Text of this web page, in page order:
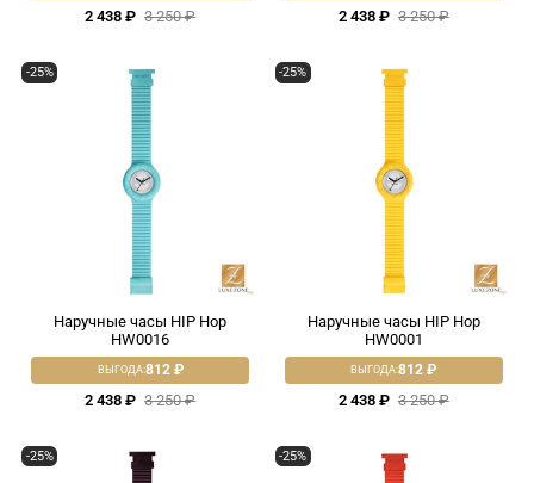
2 438 ₽ 3 250 ₽ 2 438 ₽ 3 250 ₽
-25%
Наручные часы HIP Hop
HW0016
2 438 ₽ 3 250 ₽
ВЫГОДА:812 ₽
-25%
Наручные часы HIP Hop
HW0001
2 438 ₽ 3 250 ₽
ВЫГОДА:812 ₽
-25% -25%